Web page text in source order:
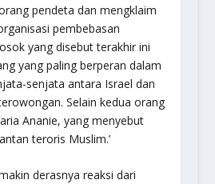
pendeta dan mengklaim
pembebasan
yang disebut terakhir ini
yang paling berperan dalam
senjata antara Israel dan
Selain kedua orang
Ananie, yang menyebut
teroris Muslim.’
derasnya reaksi dari